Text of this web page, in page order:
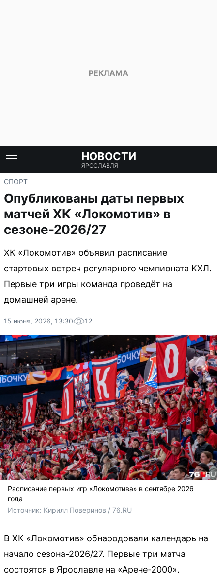
НОВОСТИ
ЯРОСЛАВЛЯ
СПОРТ
Опубликованы даты первых
матчей ХК «Локомотив» в
сезоне-2026/27
ХК «Локомотив» объявил расписание
стартовых встреч регулярного чемпионата КХЛ.
Первые три игры команда проведёт на
домашней арене.
15 июня, 2026, 13:30 12
Расписание первых игр «Локомотива» в сентябре 2026
года
Источник: Кирилл Поверинов / 76.RU
В ХК «Локомотив» обнародовали календарь на
начало сезона-2026/27. Первые три матча
состоятся в Ярославле на «Арене-2000».